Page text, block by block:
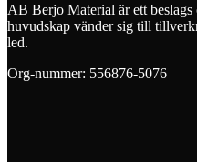
AB Berjo Material är ett
huvudskap vänder sig till
led.
Org-nummer: 556876-5076